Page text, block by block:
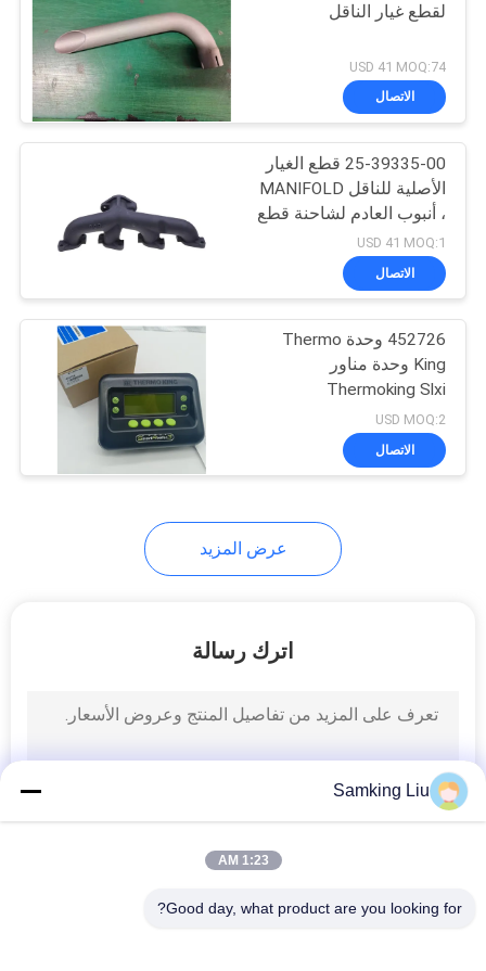
سلسلة الملك الحراري
T.
15
مبردة شاحنة ايسوزو
4
وحدات التبريد نصف
وحدة تبريد مثبتة على
9
لقطع غيار الناقل
USD 41 MOQ:74
الاتصال
25-39335-00 قطع الغيار
الأصلية للناقل MANIFOLD
، أنبوب العادم لشاحنة قطع
غيار نظام التبريد
USD 41 MOQ:1
الاتصال
452726 وحدة Thermo
King وحدة مناور
Thermoking Slxi
USD MOQ:2
الاتصال
عرض المزيد
اترك رسالة
Samking Liu
1:23 AM
Good day, what product are you looking for?